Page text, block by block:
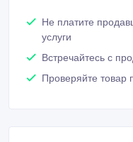
Не платите
услуги
Встречайтесь с
Проверяйте товар